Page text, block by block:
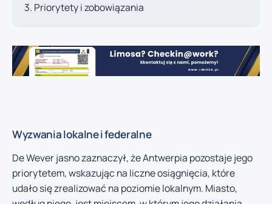
Priorytety i zobowiązania
Wyzwania lokalne i federalne
De Wever jasno zaznaczył, że Antwerpia pozostaje jego
priorytetem, wskazując na liczne osiągnięcia, które
udało się zrealizować na poziomie lokalnym. Miasto,